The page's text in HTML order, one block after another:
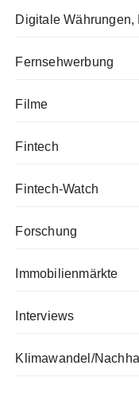
Digitale Währungen,
Fernsehwerbung
Filme
Fintech
Fintech-Watch
Forschung
Immobilienmärkte
Interviews
Klimawandel/